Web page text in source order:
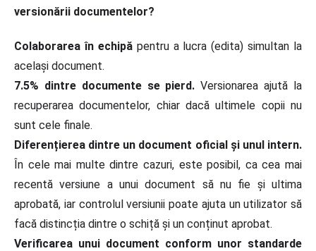
versionării documentelor?
Colaborarea în echipăpentru a lucra (edita) simultan la
același document.
7.5% dintre documente se pierd. Versionarea ajută la
recuperarea documentelor, chiar dacă ultimele copii nu
sunt cele finale.
Diferențierea dintre un document oficial și unul intern.
În cele mai multe dintre cazuri, este posibil, ca cea mai
recentă versiune a unui document să nu fie și ultima
aprobată, iar controlul versiunii poate ajuta un utilizator să
facă distincția dintre o schiță și un conținut aprobat.
Verificarea unui document conform unor standarde